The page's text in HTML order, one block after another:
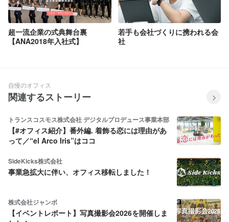
超一流企業の式典舞台裏
【ANA2018年入社式】
若手も会社づくりに携われる会
社
自慢のオフィス
関連するストーリー
トランスコスモス株式会社 デジタルプロデュース事業本部
【#オフィス紹介】番外編. 着飾る恋には理由があ
って／“el Arco Iris”はココ
SideKicks株式会社
事業急拡大に伴い、オフィス移転しました！
株式会社ジャンボ
【イベントレポート】写真撮影会2026を開催しま